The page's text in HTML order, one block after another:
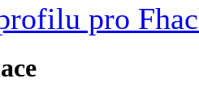
pro